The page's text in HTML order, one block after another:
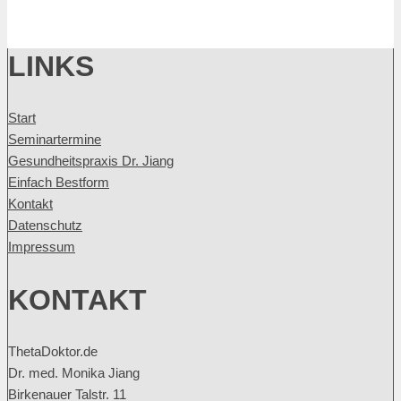
LINKS
Start
Seminartermine
Gesundheitspraxis Dr. Jiang
Einfach Bestform
Kontakt
Datenschutz
Impressum
KONTAKT
ThetaDoktor.de
Dr. med. Monika Jiang
Birkenauer Talstr. 11